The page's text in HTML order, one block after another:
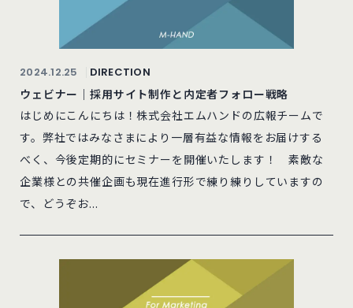
2024.12.25 DIRECTION
ウェビナー｜採用サイト制作と内定者フォロー戦略
はじめにこんにちは！株式会社エムハンドの広報チームで
す。弊社ではみなさまにより一層有益な情報をお届けする
べく、今後定期的にセミナーを開催いたします！ 素敵な
企業様との共催企画も現在進行形で練り練りしていますの
で、どうぞお...